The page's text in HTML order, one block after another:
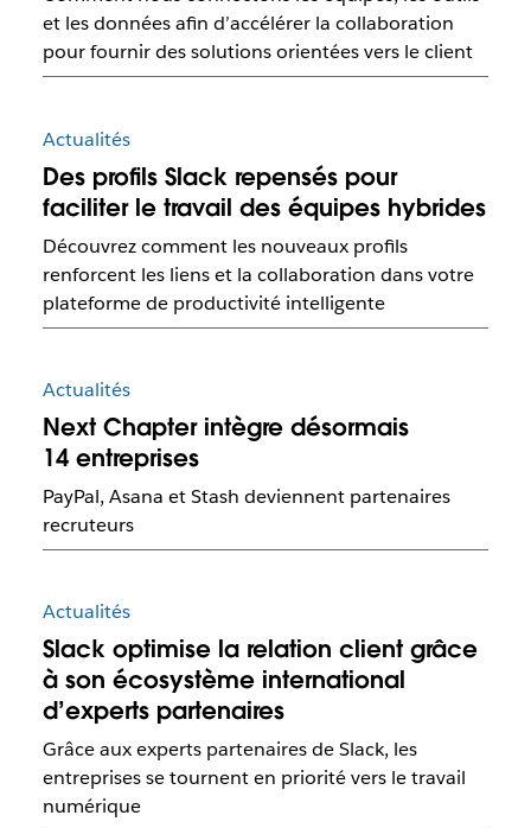
et les données afin d’accélérer la collaboration
pour fournir des solutions orientées vers le client
Actualités
Des profils Slack repensés pour
faciliter le travail des équipes hybrides
Découvrez comment les nouveaux profils
renforcent les liens et la collaboration dans votre
plateforme de productivité intelligente
Actualités
Next Chapter intègre désormais
14 entreprises
PayPal, Asana et Stash deviennent partenaires
recruteurs
Actualités
Slack optimise la relation client grâce
à son écosystème international
d’experts partenaires
Grâce aux experts partenaires de Slack, les
entreprises se tournent en priorité vers le travail
numérique